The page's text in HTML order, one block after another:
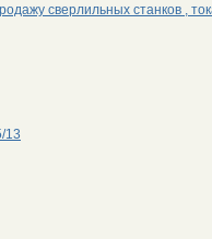
сверлильных станков ,
13